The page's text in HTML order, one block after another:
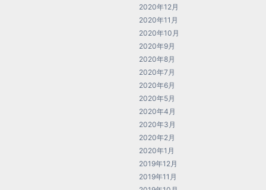
2020年12月
2020年11月
2020年10月
2020年9月
2020年8月
2020年7月
2020年6月
2020年5月
2020年4月
2020年3月
2020年2月
2020年1月
2019年12月
2019年11月